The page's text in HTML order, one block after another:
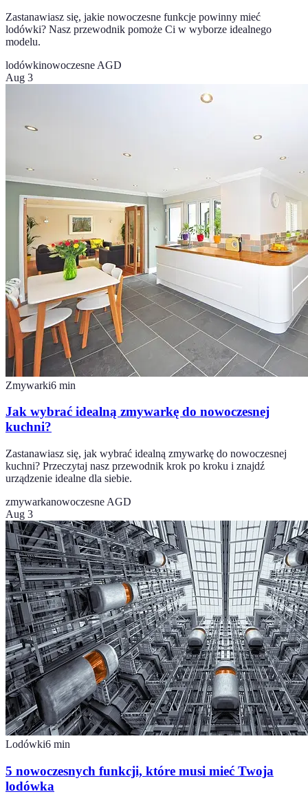
Zastanawiasz się, jakie nowoczesne funkcje powinny mieć
lodówki? Nasz przewodnik pomoże Ci w wyborze idealnego
modelu.
lodówkinowoczesne AGD
Aug 3
Zmywarki6 min
Jak wybrać idealną zmywarkę do nowoczesnej
kuchni?
Zastanawiasz się, jak wybrać idealną zmywarkę do nowoczesnej
kuchni? Przeczytaj nasz przewodnik krok po kroku i znajdź
urządzenie idealne dla siebie.
zmywarkanowoczesne AGD
Aug 3
Lodówki6 min
5 nowoczesnych funkcji, które musi mieć Twoja
lodówka